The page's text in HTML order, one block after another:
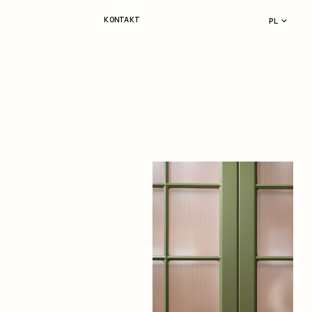
KONTAKT PL